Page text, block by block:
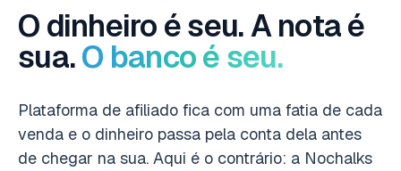
O dinheiro é seu. A nota é
sua.O banco é seu.
Plataforma de afiliado fica com uma fatia de cada
venda e o dinheiro passa pela conta dela antes
de chegar na sua. Aqui é o contrário: a Nochalks